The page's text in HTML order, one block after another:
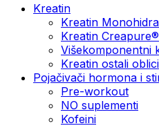
Kreatin
Kreatin
Kreatin Creapure®
Višekomponentni
Kreatin ostali oblici
Pojačivači hormona i
Pre-workout
NO suplementi
Kofeini